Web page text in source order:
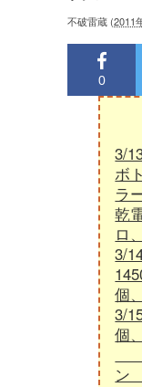
不破雷蔵 (2011
0
3/
ボ
ラ
乾
ロ
3/
個
3/
個
ン